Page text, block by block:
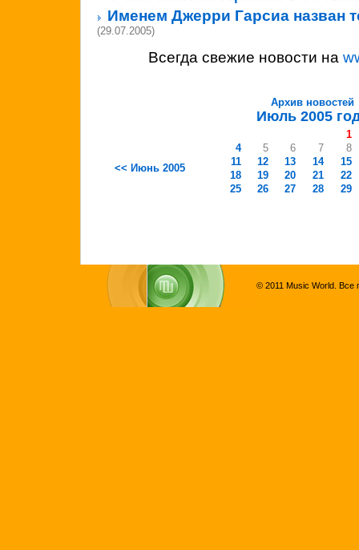
Именем Джерри Гарсиа назван
(29.07.2005)
Всегда свежие новости на
Архив новостей
Июль 2005
<< Июнь 2005
1
4
5 6 7
8
11
12 13 14
15
18
19 20 21
22
25
26 27 28 29
© 2011 Music World. Все